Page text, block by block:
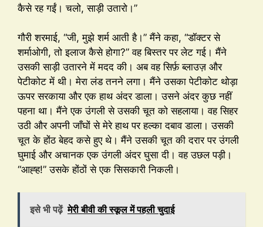
कैसे रह गईं। चलो, साड़ी उतारो।”
गौरी शरमाई, “जी, मुझे शर्म आती है।” मैंने कहा, “डॉक्टर से
शर्माओगी, तो इलाज कैसे होगा?” वह बिस्तर पर लेट गई। मैंने
उसकी साड़ी उतारने में मदद की। अब वह सिर्फ़ ब्लाउज़ और
पेटीकोट में थी। मेरा लंड तनने लगा। मैंने उसका पेटीकोट थोड़ा
ऊपर सरकाया और एक हाथ अंदर डाला। उसने अंदर कुछ नहीं
पहना था। मैंने एक उंगली से उसकी चूत को सहलाया। वह सिहर
उठी और अपनी जाँघों से मेरे हाथ पर हल्का दबाव डाला। उसकी
चूत के होंठ बेहद कसे हुए थे। मैंने उसकी चूत की दरार पर उंगली
घुमाई और अचानक एक उंगली अंदर घुसा दी। वह उछल पड़ी।
“आह्ह!” उसके होंठों से एक सिसकारी निकली।
इसे भी पढ़ें मेरी बीवी की स्कूल में पहली चुदाई